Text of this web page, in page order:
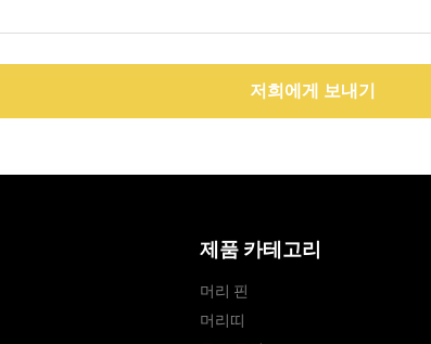
저희에게 보내기
제품 카테고리
머리 핀
머리띠